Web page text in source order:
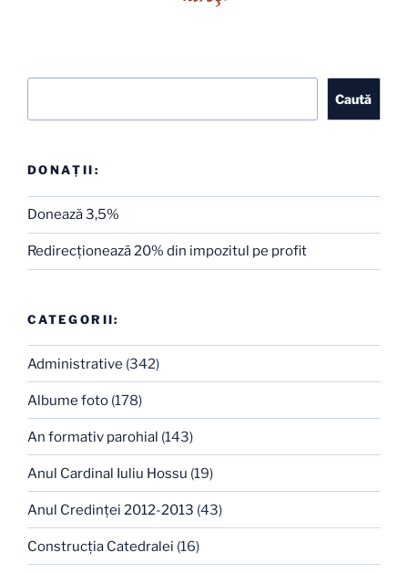
Caută
DONAȚII:
Donează 3,5%
Redirecţionează 20% din impozitul pe profit
CATEGORII:
Administrative (342)
Albume foto (178)
An formativ parohial (143)
Anul Cardinal Iuliu Hossu (19)
Anul Credinţei 2012-2013 (43)
Construcţia Catedralei (16)